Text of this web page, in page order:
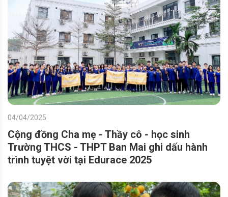
04/04/2025
Cộng đồng Cha mẹ - Thầy cô - học sinh
Trường THCS - THPT Ban Mai ghi dấu hành
trình tuyệt vời tại Edurace 2025